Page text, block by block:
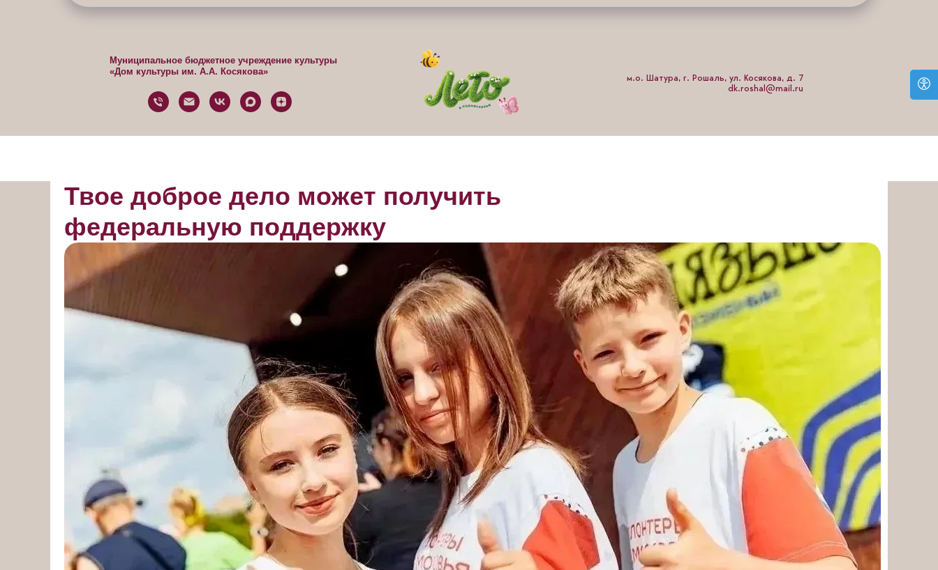
Муниципальное бюджетное учреждение культуры
«Дом культуры им. А.А. Косякова»
м.о. Шатура, г. Рошаль, ул. Косякова, д. 7
dk.roshal@mail.ru
Твое доброе дело может получить
федеральную поддержку